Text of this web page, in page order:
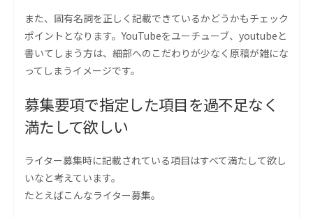
また、固有名詞を正しく記載できているかどうかもチェック
ポイントとなります。YouTubeをユーチューブ、youtubeと
書いてしまう方は、細部へのこだわりが少なく原稿が雑にな
ってしまうイメージです。
募集要項で指定した項目を過不足なく
満たして欲しい
ライター募集時に記載されている項目はすべて満たして欲し
いなと考えています。
たとえばこんなライター募集。